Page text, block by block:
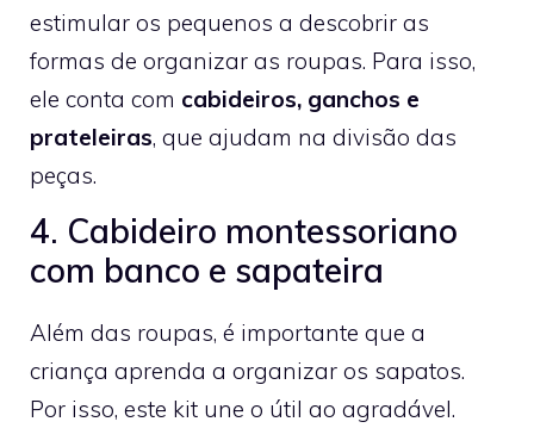
estimular os pequenos a descobrir as
formas de organizar as roupas. Para isso,
ele conta com cabideiros, ganchos e
prateleiras, que ajudam na divisão das
peças.
4. Cabideiro montessoriano
com banco e sapateira
Além das roupas, é importante que a
criança aprenda a organizar os sapatos.
Por isso, este kit une o útil ao agradável.